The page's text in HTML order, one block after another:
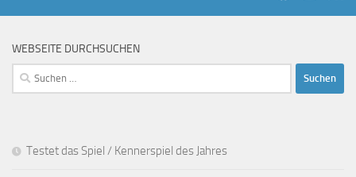
WEBSEITE DURCHSUCHEN
Suchen
nach:
Testet das Spiel / Kennerspiel des Jahres